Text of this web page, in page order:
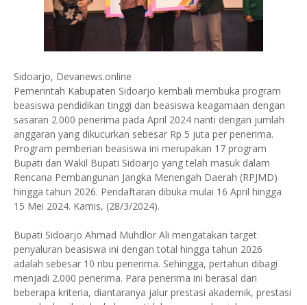
Sidoarjo, Devanews.online
Pemerintah Kabupaten Sidoarjo kembali membuka program
beasiswa pendidikan tinggi dan beasiswa keagamaan dengan
sasaran 2.000 penerima pada April 2024 nanti dengan jumlah
anggaran yang dikucurkan sebesar Rp 5 juta per penerima.
Program pemberian beasiswa ini merupakan 17 program
Bupati dan Wakil Bupati Sidoarjo yang telah masuk dalam
Rencana Pembangunan Jangka Menengah Daerah (RPJMD)
hingga tahun 2026. Pendaftaran dibuka mulai 16 April hingga
15 Mei 2024. Kamis, (28/3/2024).
Bupati Sidoarjo Ahmad Muhdlor Ali mengatakan target
penyaluran beasiswa ini dengan total hingga tahun 2026
adalah sebesar 10 ribu penerima. Sehingga, pertahun dibagi
menjadi 2.000 penerima. Para penerima ini berasal dari
beberapa kriteria, diantaranya jalur prestasi akademik, prestasi